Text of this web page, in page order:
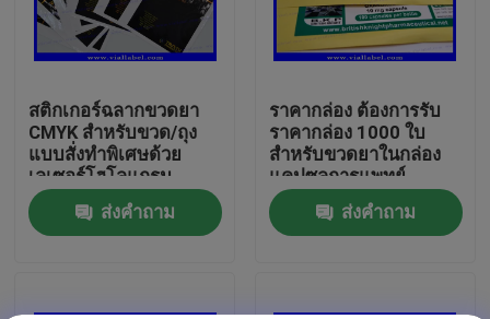
ทัวร์โรงงาน
ควบคุมคุณภาพ
ติดต่อเรา
สติกเกอร์ฉลากขวดยา
CMYK สำหรับขวด/ถุง
แบบสั่งทำพิเศษด้วย
เลเซอร์โฮโลแกรม
ส่งคำถาม
ราคากล่อง ต้องการรับ
ราคากล่อง 1000 ใบ
สําหรับขวดยาในกล่อง
แคปซูลการแพทย์
ส่งคำถาม